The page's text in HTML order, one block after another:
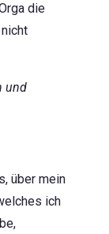
die
und
über mein
ich